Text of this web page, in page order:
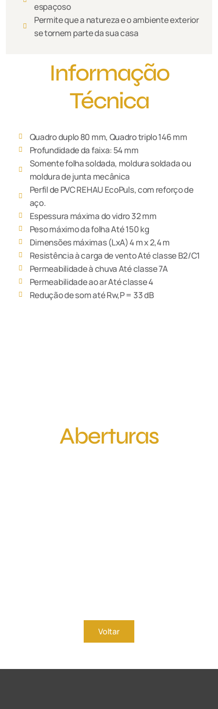
espaçoso
Permite que a natureza e o ambiente exterior
se tornem parte da sua casa
Informação
Técnica
Quadro duplo 80 mm, Quadro triplo 146 mm
Profundidade da faixa: 54 mm
Somente folha soldada, moldura soldada ou
moldura de junta mecânica
Perfil de PVC REHAU EcoPuls, com reforço de
aço.
Espessura máxima do vidro 32 mm
Peso máximo da folha Até 150 kg
Dimensões máximas (LxA) 4 m x 2,4 m
Resistência à carga de vento Até classe B2/C1
Permeabilidade à chuva Até classe 7A
Permeabilidade ao ar Até classe 4
Redução de som até Rw,P = 33 dB
Aberturas
Voltar